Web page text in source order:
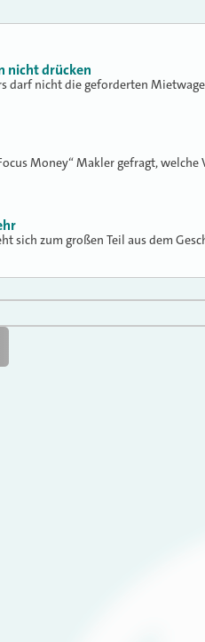
nicht drücken
darf nicht die geforderten
Money“ Makler gefragt, welche
sich zum großen Teil aus dem